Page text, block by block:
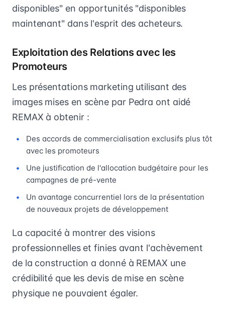
disponibles" en opportunités "disponibles
maintenant" dans l'esprit des acheteurs.
Exploitation des Relations avec les
Promoteurs
Les présentations marketing utilisant des
images mises en scène par Pedra ont aidé
REMAX à obtenir :
Des accords de commercialisation exclusifs plus tôt
avec les promoteurs
Une justification de l'allocation budgétaire pour les
campagnes de pré-vente
Un avantage concurrentiel lors de la présentation
de nouveaux projets de développement
La capacité à montrer des visions
professionnelles et finies avant l'achèvement
de la construction a donné à REMAX une
crédibilité que les devis de mise en scène
physique ne pouvaient égaler.